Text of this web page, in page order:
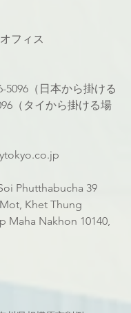
フィス
5096（日本から掛ける
（タイから掛ける場
Phutthabucha 39
Khet Thung
Maha Nakhon 10140,